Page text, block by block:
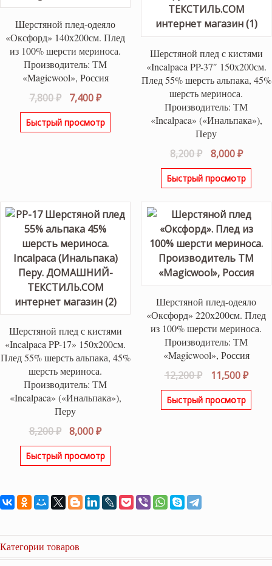
Шерстяной плед-одеяло
«Оксфорд» 140х200см. Плед
из 100% шерсти мериноса.
Производитель: ТМ
«Magicwool», Россия
7,800₽
Первоначальная
цена
составляла
7,400₽Текущая
цена:
7,400 ₽.
Быстрый просмотр
Шерстяной плед с кистями
«Incalpaca PP-37″ 150х200см.
Плед 55% шерсть альпака, 45%
шерсть мериноса.
Производитель: ТМ
«Incalpaca» («Инальпака»),
Перу
8,200₽
цена
составляла
8,000₽
цена:
8,000
Быстрый просмотр
Шерстяной плед с кистями
«Incalpaca PP-17» 150х200см.
Плед 55% шерсть альпака, 45%
шерсть мериноса.
Производитель: ТМ
«Incalpaca» («Инальпака»),
Перу
8,200₽
Первоначальная
цена
составляла
8,000₽Текущая
цена:
8,000 ₽.
Быстрый просмотр
Шерстяной плед-одеяло
«Оксфорд» 220х200см. Плед
из 100% шерсти мериноса.
Производитель: ТМ
«Magicwool», Россия
12,200₽
цена
составляла
11,500₽
Быстрый просмотр
Категории товаров